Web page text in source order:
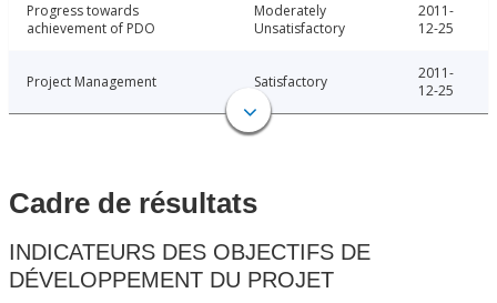
Progress towards
achievement of PDO
Moderately
Unsatisfactory
2011-
12-25
Project Management Satisfactory
2011-
12-25
Cadre de résultats
INDICATEURS DES OBJECTIFS DE
DÉVELOPPEMENT DU PROJET